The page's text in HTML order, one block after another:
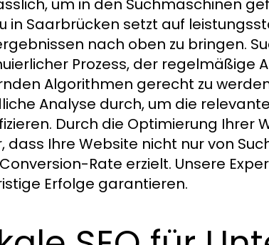
um in den Suchmaschinen
in Saarbrücken setzt auf
nach oben zu bringen.
Prozess, der regelmäßige
Algorithmen gerecht zu
Analyse durch, um die
Durch die Optimierung
dass Ihre Website nicht nur von
Rate erzielt. Unsere
Erfolge garantieren.